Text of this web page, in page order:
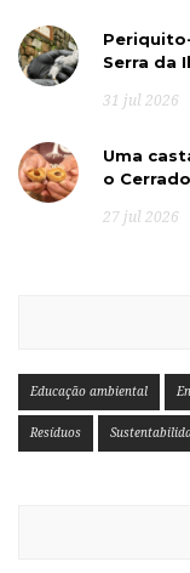
Serra da
31 jul 2026
Uma
o Cerrado
27 jul 2026
Educação ambiental
Resíduos